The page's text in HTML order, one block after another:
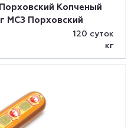
Копченый
МСЗ Порховский
120 суток
кг